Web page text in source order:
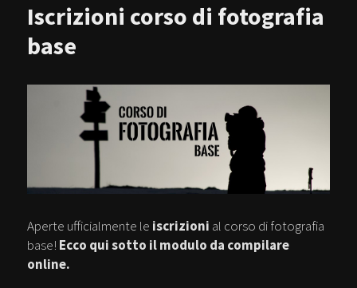
Iscrizioni corso di fotografia
base
Aperte ufficialmente le iscrizioni al corso di fotografia
base! Ecco qui sotto il modulo da compilare
online.